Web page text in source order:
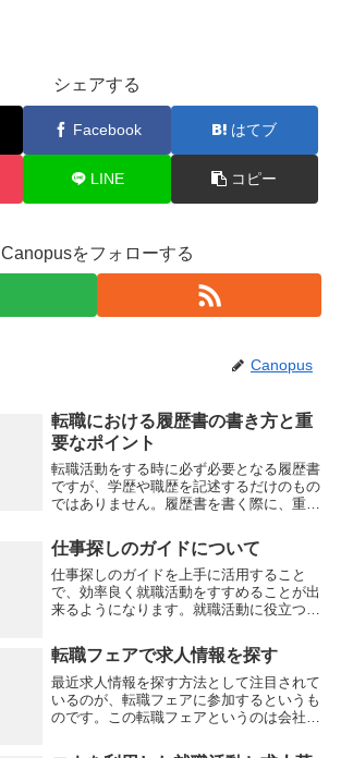
シェアする
Facebook はてブ
LINE コピー
Canopusをフォローする
Canopus
転職における履歴書の書き方と重
要なポイント
転職活動をする時に必ず必要となる履歴書
ですが、学歴や職歴を記述するだけのもの
ではありません。履歴書を書く際に、重要
す。最近では、一度ついた仕事でも、機に
応じて転職をすることが普通になっている
ようです。以...
仕事探しのガイドについて
仕事探しのガイドを上手に活用すること
で、効率良く就職活動をすすめることが出
来るようになります。就職活動に役立つ資
しの心得などの助言がまとめられている記
事が存在します。例えば、デザイナーにな
りたいなと思っ...
転職フェアで求人情報を探す
最近求人情報を探す方法として注目されて
いるのが、転職フェアに参加するというも
のです。この転職フェアというのは会社の
用に積極的な企業ブースが並んでいるの